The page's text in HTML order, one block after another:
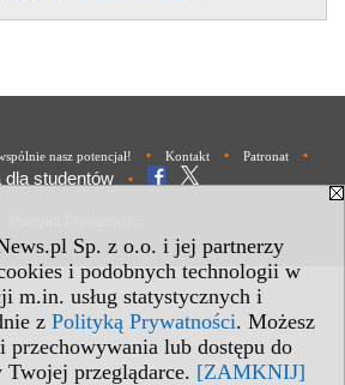
Sp. z o.o. i jej partnerzy
i podobnych technologii w
m.in. usług statystycznych i
z Polityką Prywatności. Możesz
przechowywania lub dostępu do
przeglądarce. [ZAMKNIJ]
nasz potencjał! • Kontakt • Patronat •
dla studentów •